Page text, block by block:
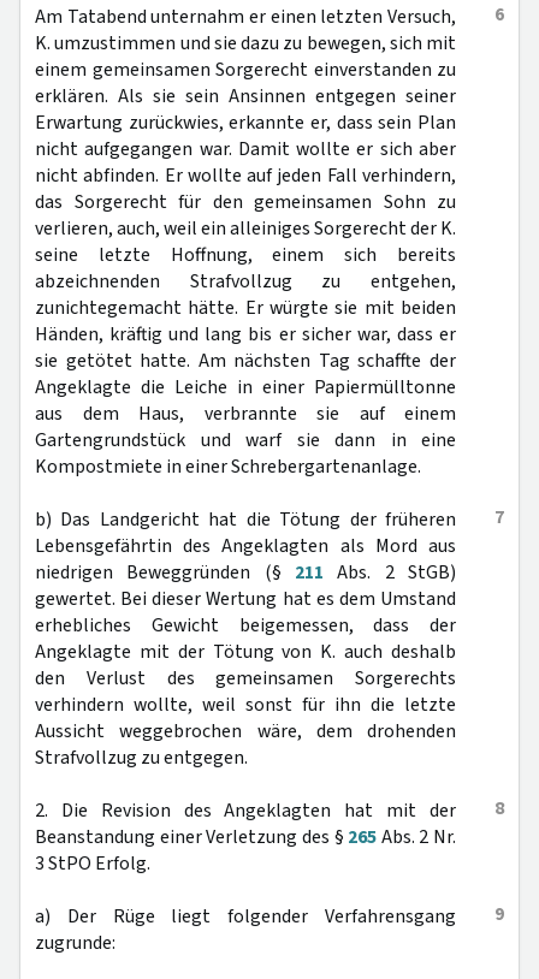
6
Am Tatabend unternahm er einen letzten Versuch,
K. umzustimmen und sie dazu zu bewegen, sich mit
einem gemeinsamen Sorgerecht einverstanden zu
erklären. Als sie sein Ansinnen entgegen seiner
Erwartung zurückwies, erkannte er, dass sein Plan
nicht aufgegangen war. Damit wollte er sich aber
nicht abfinden. Er wollte auf jeden Fall verhindern,
das Sorgerecht für den gemeinsamen Sohn zu
verlieren, auch, weil ein alleiniges Sorgerecht der K.
seine letzte Hoffnung, einem sich bereits
abzeichnenden Strafvollzug zu entgehen,
zunichtegemacht hätte. Er würgte sie mit beiden
Händen, kräftig und lang bis er sicher war, dass er
sie getötet hatte. Am nächsten Tag schaffte der
Angeklagte die Leiche in einer Papiermülltonne
aus dem Haus, verbrannte sie auf einem
Gartengrundstück und warf sie dann in eine
Kompostmiete in einer Schrebergartenanlage.
7
b) Das Landgericht hat die Tötung der früheren
Lebensgefährtin des Angeklagten als Mord aus
niedrigen Beweggründen (§ 211 Abs. 2 StGB)
gewertet. Bei dieser Wertung hat es dem Umstand
erhebliches Gewicht beigemessen, dass der
Angeklagte mit der Tötung von K. auch deshalb
den Verlust des gemeinsamen Sorgerechts
verhindern wollte, weil sonst für ihn die letzte
Aussicht weggebrochen wäre, dem drohenden
Strafvollzug zu entgegen.
8
2. Die Revision des Angeklagten hat mit der
Beanstandung einer Verletzung des § 265Abs. 2 Nr.
3 StPO Erfolg.
9
a) Der Rüge liegt folgender Verfahrensgang
zugrunde: